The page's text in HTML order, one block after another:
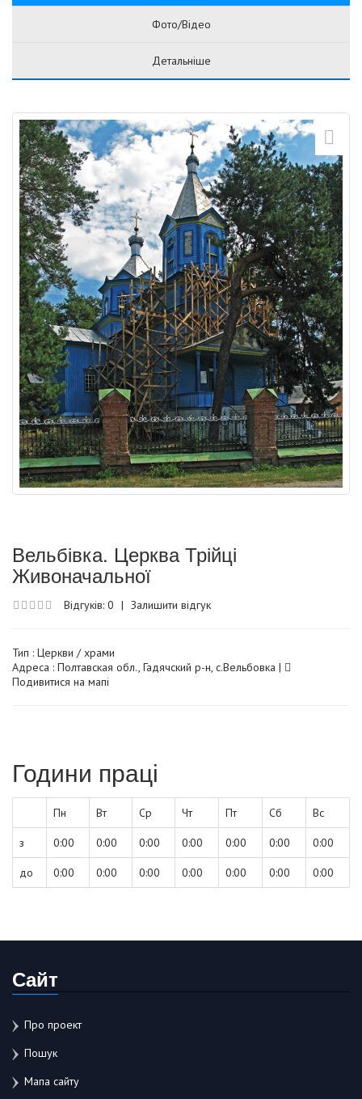
Фото/Відео
Детальніше
Вельбівка. Церква Трійці
Живоначальної
Відгуків: 0 | Залишити відгук
Тип : Церкви / храми
Адреса : Полтавская обл., Гадячский р-н, с.Вельбовка |
Подивитися на мапі
Години праці
Пн Вт Ср Чт Пт Сб Вс
з 0:00 0:00 0:00 0:00 0:00 0:00 0:00
до 0:00 0:00 0:00 0:00 0:00 0:00 0:00
Сайт
Про проект
Пошук
Мапа сайту